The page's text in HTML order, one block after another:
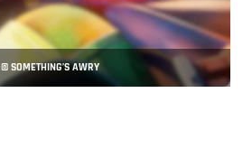
© SOMETHING’S AWRY